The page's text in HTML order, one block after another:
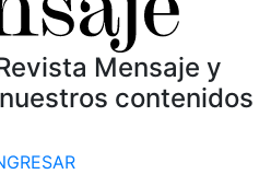
Mensaje y
contenidos